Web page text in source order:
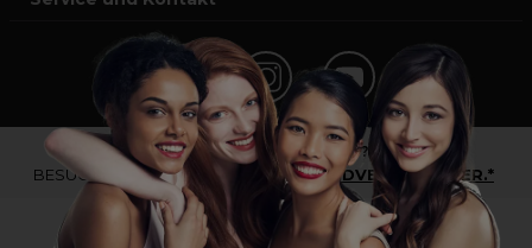
*Du bist kein Profikunde?
BESUCHE
UNSERE WEBSEITE FÜR ENDVERBRAUCHER.*